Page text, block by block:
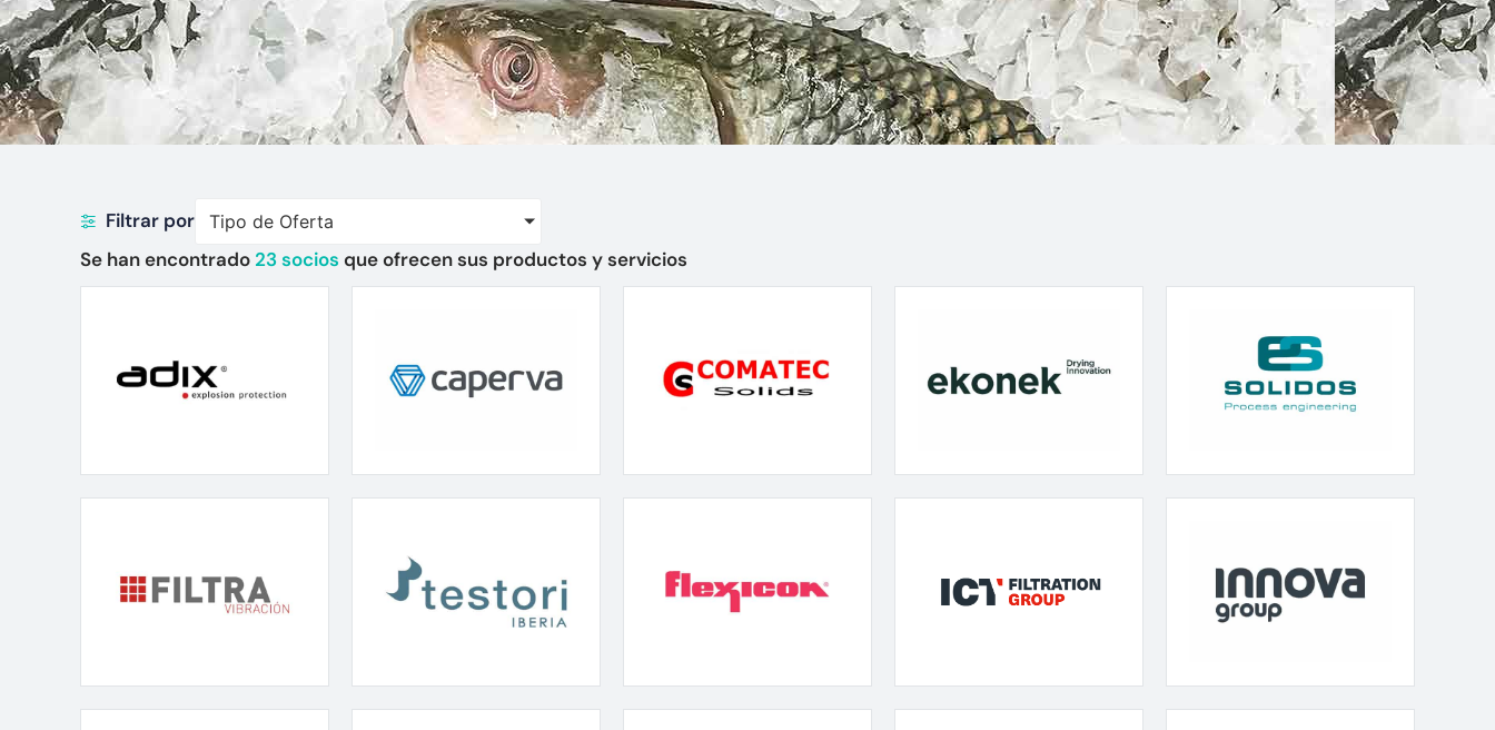
Filtrar por Tipo de Oferta
Se han encontrado 23socios que ofrecen sus productos y servicios